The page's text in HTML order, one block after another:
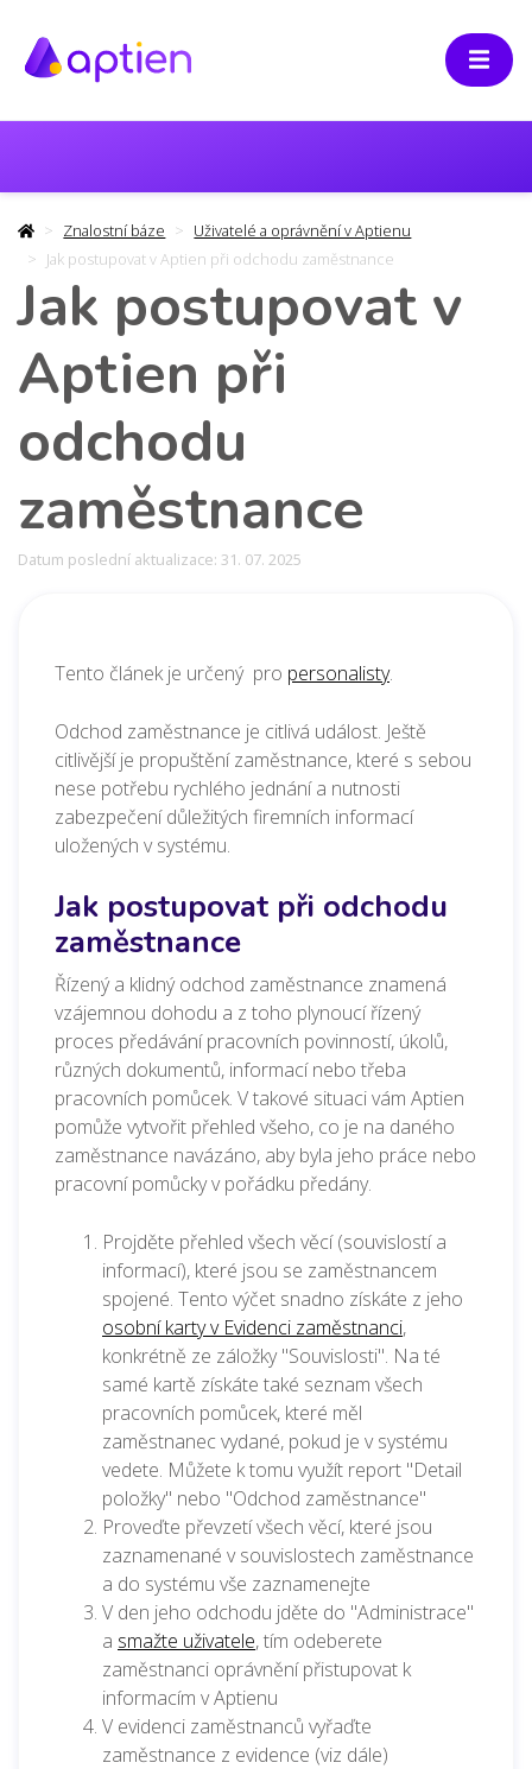
Znalostní báze
Uživatelé a oprávnění v Aptienu
Jak postupovat v Aptien při odchodu zaměstnance
Jak postupovat v
Aptien při
odchodu
zaměstnance
Datum poslední aktualizace: 31. 07. 2025
Tento článek je určený pro personalisty.
Odchod zaměstnance je citlivá událost. Ještě
citlivější je propuštění zaměstnance, které s sebou
nese potřebu rychlého jednání a nutnosti
zabezpečení důležitých firemních informací
uložených v systému.
Jak postupovat při odchodu
zaměstnance
Řízený a klidný odchod zaměstnance znamená
vzájemnou dohodu a z toho plynoucí řízený
proces předávání pracovních povinností, úkolů,
různých dokumentů, informací nebo třeba
pracovních pomůcek. V takové situaci vám Aptien
pomůže vytvořit přehled všeho, co je na daného
zaměstnance navázáno, aby byla jeho práce nebo
pracovní pomůcky v pořádku předány.
Projděte přehled všech věcí (souvislostí a
informací), které jsou se zaměstnancem
spojené. Tento výčet snadno získáte z jeho
osobní karty v Evidenci zaměstnanci,
konkrétně ze záložky "Souvislosti". Na té
samé kartě získáte také seznam všech
pracovních pomůcek, které měl
zaměstnanec vydané, pokud je v systému
vedete. Můžete k tomu využít report "Detail
položky" nebo "Odchod zaměstnance"
Proveďte převzetí všech věcí, které jsou
zaznamenané v souvislostech zaměstnance
a do systému vše zaznamenejte
V den jeho odchodu jděte do "Administrace"
a smažte uživatele, tím odeberete
zaměstnanci oprávnění přistupovat k
informacím v Aptienu
V evidenci zaměstnanců vyřaďte
zaměstnance z evidence (viz dále)